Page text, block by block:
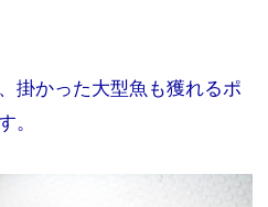
掛かった大型魚も獲れるポ
。